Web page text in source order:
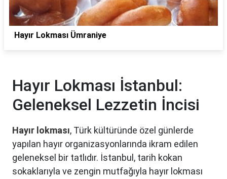
Hayır Lokması Ümraniye
Hayır Lokması İstanbul:
Geleneksel Lezzetin İncisi
Hayır lokması, Türk kültüründe özel günlerde
yapılan hayır organizasyonlarında ikram edilen
geleneksel bir tatlıdır. İstanbul, tarih kokan
sokaklarıyla ve zengin mutfağıyla hayır lokması